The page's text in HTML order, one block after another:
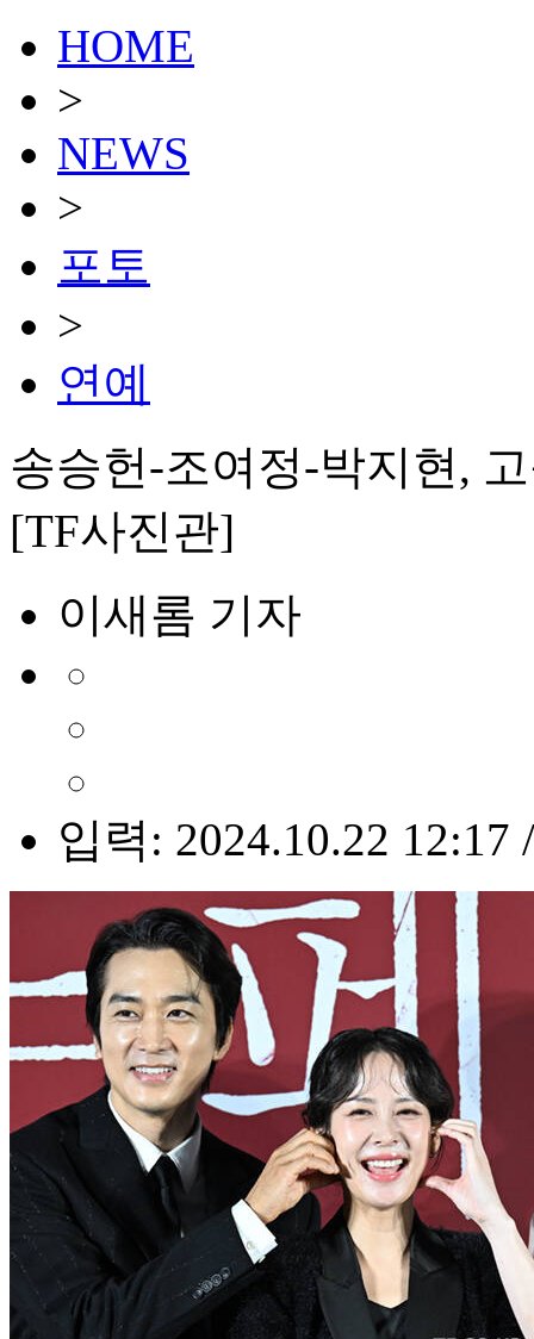
HOME
>
NEWS
>
포토
>
연예
송승헌-조여정-박지현,
[TF사진관]
이새롬 기자
입력: 2024.10.22 12:17